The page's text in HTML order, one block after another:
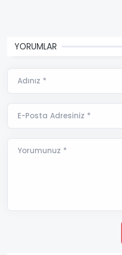
YORUMLAR
Adınız *
E-Posta Adresiniz *
Yorumunuz *